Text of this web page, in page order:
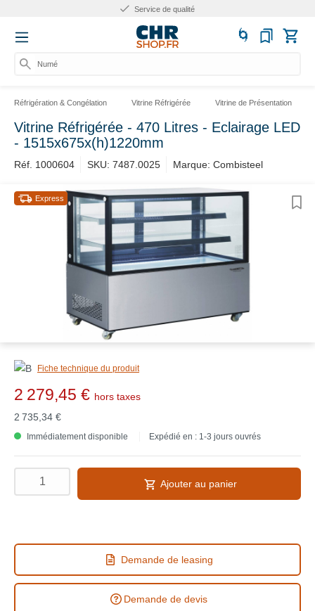
Service de qualité
Numéro
Réfrigération & Congélation Vitrine Réfrigérée Vitrine de Présentation
Vitrine Réfrigérée - 470 Litres - Eclairage LED
- 1515x675x(h)1220mm
Réf. 1000604 SKU: 7487.0025 Marque: Combisteel
Express
Fiche technique du produit
2 279,45 € hors taxes
2 735,34 €
Immédiatement disponible Expédié en : 1-3 jours ouvrés
Ajouter au panier
Demande de leasing
Demande de devis